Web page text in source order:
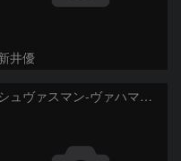
井優
シュヴァスマン-ヴァハマン彗星 ( 29P )：2026/05/15